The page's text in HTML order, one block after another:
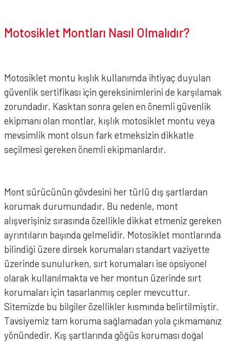
Motosiklet Montları Nasıl Olmalıdır?
Motosiklet montu kışlık kullanımda ihtiyaç duyulan
güvenlik sertifikası için gereksinimlerini de karşılamak
zorundadır. Kasktan sonra gelen en önemli güvenlik
ekipmanı olan montlar, kışlık motosiklet montu veya
mevsimlik mont olsun fark etmeksizin dikkatle
seçilmesi gereken önemli ekipmanlardır.
Mont sürücünün gövdesini her türlü dış şartlardan
korumak durumundadır. Bu nedenle, mont
alışverişiniz sırasında özellikle dikkat etmeniz gereken
ayrıntıların başında gelmelidir. Motosiklet montlarında
bilindiği üzere dirsek korumaları standart vaziyette
üzerinde sunulurken, sırt korumaları ise opsiyonel
olarak kullanılmakta ve her montun üzerinde sırt
korumaları için tasarlanmış cepler mevcuttur.
Sitemizde bu bilgiler özellikler kısmında belirtilmiştir.
Tavsiyemiz tam koruma sağlamadan yola çıkmamanız
yönündedir. Kış şartlarında göğüs koruması doğal